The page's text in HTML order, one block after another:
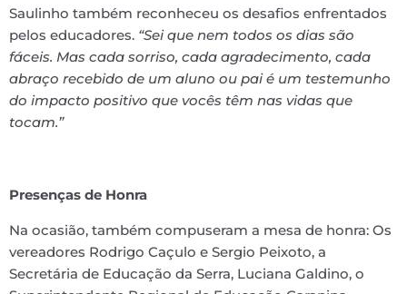
Saulinho também reconheceu os desafios enfrentados
pelos educadores. “Sei que nem todos os dias são
fáceis. Mas cada sorriso, cada agradecimento, cada
abraço recebido de um aluno ou pai é um testemunho
do impacto positivo que vocês têm nas vidas que
tocam.”
Presenças de Honra
Na ocasião, também compuseram a mesa de honra: Os
vereadores Rodrigo Caçulo e Sergio Peixoto, a
Secretária de Educação da Serra, Luciana Galdino, o